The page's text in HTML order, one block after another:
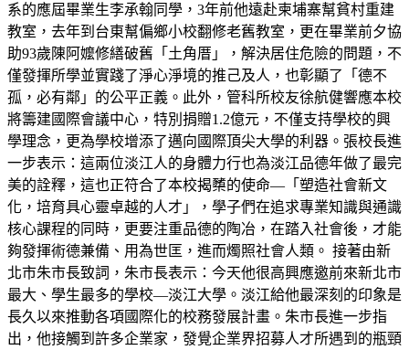
系的應屆畢業生李承翰同學，3年前他遠赴柬埔寨幫貧村重建
教室，去年到台東幫偏鄉小校翻修老舊教室，更在畢業前夕協
助93歲陳阿嬤修繕破舊「土角厝」，解決居住危險的問題，不
僅發揮所學並實踐了淨心淨境的推己及人，也彰顯了「德不
孤，必有鄰」的公平正義。此外，管科所校友徐航健響應本校
將籌建國際會議中心，特別捐贈1.2億元，不僅支持學校的興
學理念，更為學校增添了邁向國際頂尖大學的利器。張校長進
一步表示：這兩位淡江人的身體力行也為淡江品德年做了最完
美的詮釋，這也正符合了本校揭櫫的使命—「塑造社會新文
化，培育具心靈卓越的人才」，學子們在追求專業知識與通識
核心課程的同時，更要注重品德的陶冶，在踏入社會後，才能
夠發揮術德兼備、用為世匡，進而燭照社會人類。 接著由新
北市朱市長致詞，朱市長表示：今天他很高興應邀前來新北市
最大、學生最多的學校—淡江大學。淡江給他最深刻的印象是
長久以來推動各項國際化的校務發展計畫。朱市長進一步指
出，他接觸到許多企業家，發覺企業界招募人才所遇到的瓶頸